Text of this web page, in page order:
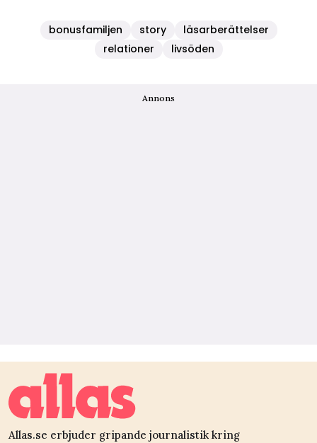
bonusfamiljen story
läsarberättelser
relationer
livsöden
Annons
Allas.se erbjuder gripande journalistik kring